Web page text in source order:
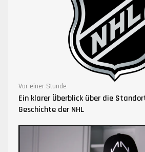
Vor einer Stunde
Ein klarer Überblick über die
Geschichte der NHL